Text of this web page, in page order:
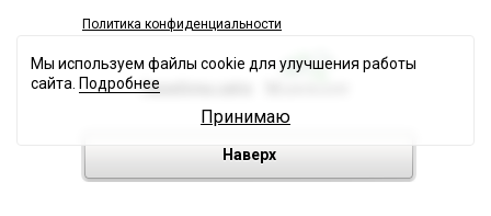
Политика конфиденциальности
Разработка сайта
Наверх
Мы используем файлы cookie для улучшения работы
сайта. Подробнее
Принимаю